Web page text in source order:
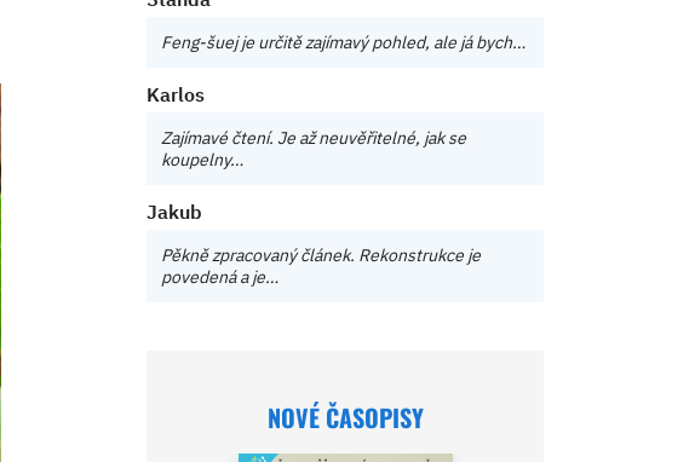
Feng-šuej je určitě zajímavý pohled, ale já bych…
Karlos
Zajímavé čtení. Je až neuvěřitelné, jak se
koupelny…
Jakub
Pěkně zpracovaný článek. Rekonstrukce je
povedená a je…
NOVÉ ČASOPISY